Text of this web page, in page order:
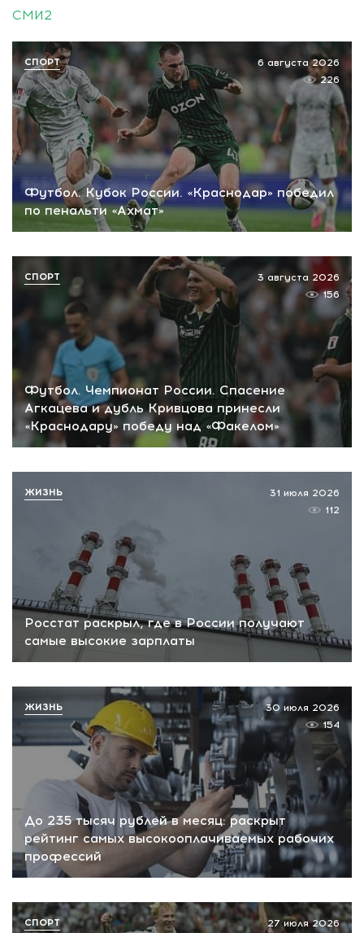
СМИ2
Футбол. Кубок России. «Краснодар» победил
по пенальти «Ахмат»
6 августа 2026
226
СПОРТ
Футбол. Чемпионат России. Спасение
Агкацева и дубль Кривцова принесли
«Краснодару» победу над «Факелом»
3 августа 2026
156
СПОРТ
Росстат раскрыл, где в России получают
самые высокие зарплаты
31 июля 2026
112
ЖИЗНЬ
До 235 тысяч рублей в месяц: раскрыт
рейтинг самых высокооплачиваемых рабочих
профессий
30 июля 2026
154
ЖИЗНЬ
27 июля 2026
СПОРТ